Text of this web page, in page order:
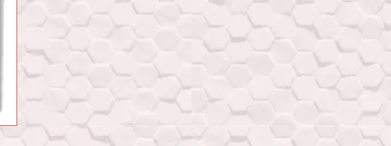
Текстовый процессор MS Word входит в комплект
программ MS Office.За последние годы приобрел
огромную популярность.
Проделал большой путь в своем развитии.
MS Word приобрел множество полезных функций,
что позволяет ему по праву стать одной из
главных программ в офисе любой компании.